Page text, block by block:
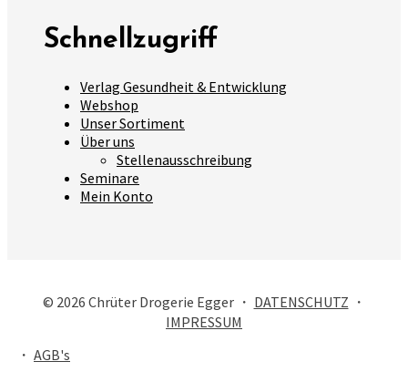
Schnellzugriff
Verlag Gesundheit & Entwicklung
Webshop
Unser Sortiment
Über uns
Stellenausschreibung
Seminare
Mein Konto
© 2026 Chrüter Drogerie Egger ・ DATENSCHUTZ ・
IMPRESSUM
・ AGB's